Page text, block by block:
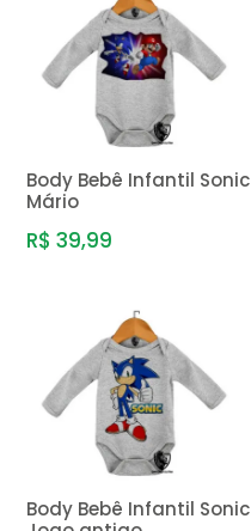
Body Bebê Infantil Sonic
Mário
R$ 39,99
Body Bebê Infantil Sonic